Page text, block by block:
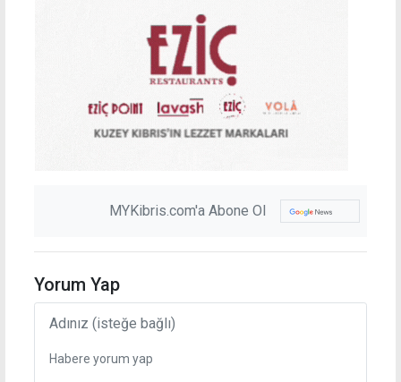
MYKibris.com'a Abone Ol
Yorum Yap